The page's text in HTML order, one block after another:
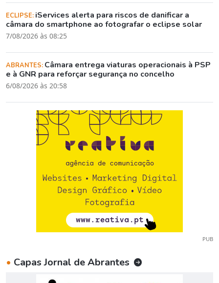
ECLIPSE: iServices alerta para riscos de danificar a
câmara do smartphone ao fotografar o eclipse solar
7/08/2026 às 08:25
ABRANTES: Câmara entrega viaturas operacionais à PSP
e à GNR para reforçar segurança no concelho
6/08/2026 às 20:58
PUB
• Capas Jornal de Abrantes